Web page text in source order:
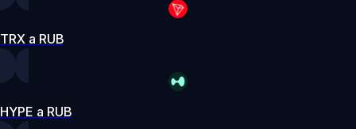
TRX a RUB
HYPE a RUB